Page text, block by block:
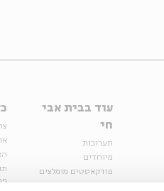
עוד בבית אבי
חי
תערוכות
מיוחדים
פודקאסטים מומלצים